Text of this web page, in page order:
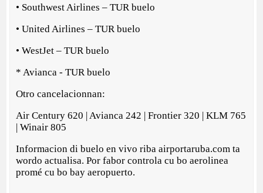
• Southwest Airlines – TUR buelo
• United Airlines – TUR buelo
• WestJet – TUR buelo
* Avianca - TUR buelo
Otro cancelacionnan:
Air Century 620 | Avianca 242 | Frontier 320 | KLM 765
| Winair 805
Informacion di buelo en vivo riba airportaruba.com ta
wordo actualisa. Por fabor controla cu bo aerolinea
promé cu bo bay aeropuerto.